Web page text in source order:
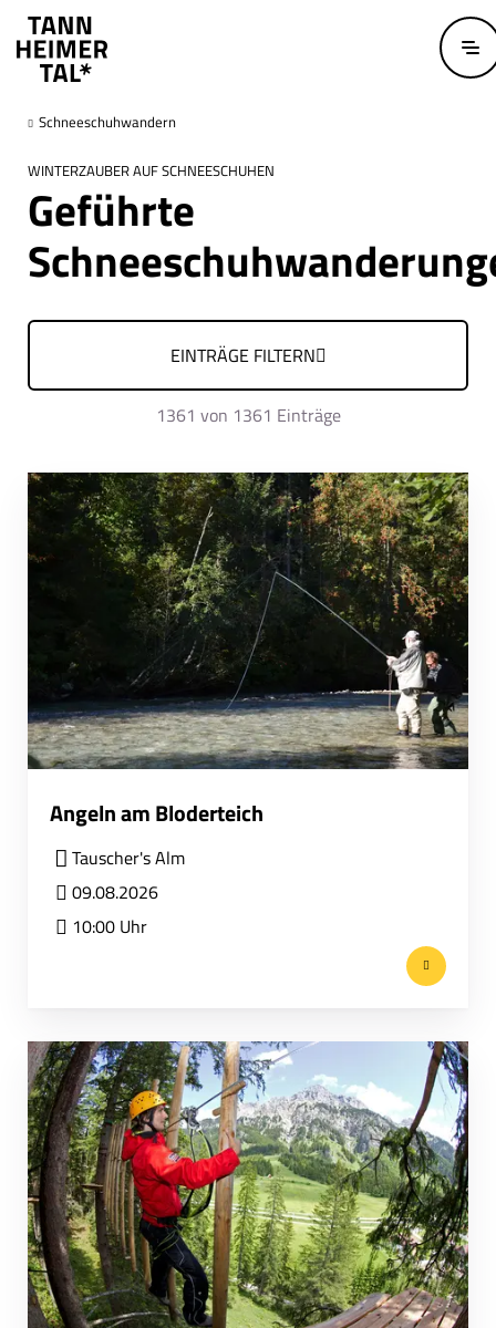
Schneeschuhwandern
WINTERZAUBER AUF SCHNEESCHUHEN
Geführte
EINTRÄGE FILTERN
1361 von 1361 Einträge
Angeln am Bloderteich
Tauscher's Alm
09.08.2026
10:00 Uhr